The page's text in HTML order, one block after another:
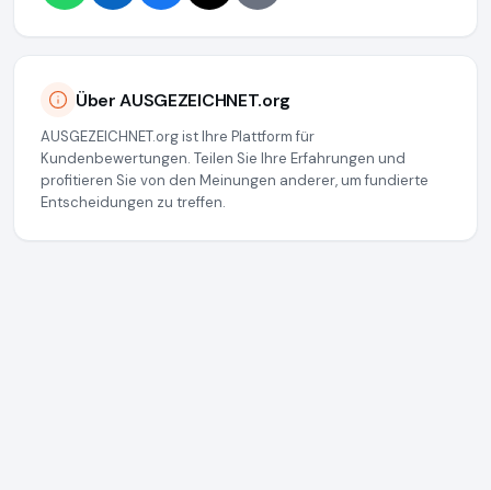
Über AUSGEZEICHNET.org
AUSGEZEICHNET.org ist Ihre Plattform für
Kundenbewertungen. Teilen Sie Ihre Erfahrungen und
profitieren Sie von den Meinungen anderer, um fundierte
Entscheidungen zu treffen.